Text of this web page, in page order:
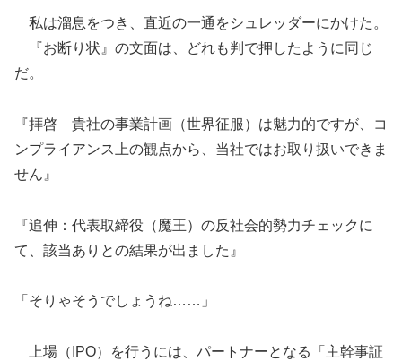
私は溜息をつき、直近の一通をシュレッダーにかけた。
『お断り状』の文面は、どれも判で押したように同じ
だ。
『拝啓 貴社の事業計画（世界征服）は魅力的ですが、コ
ンプライアンス上の観点から、当社ではお取り扱いできま
せん』
『追伸：代表取締役（魔王）の反社会的勢力チェックに
て、該当ありとの結果が出ました』
「そりゃそうでしょうね……」
上場（IPO）を行うには、パートナーとなる「主幹事証